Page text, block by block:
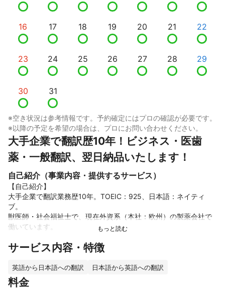
16 17 18 19 20 21 22
23 24 25 26 27 28 29
30 31
※空き状況は参考情報です。予約確定にはプロの確認が必要です。
※以降の予定を希望の場合は、プロにお問い合わせください。
大手企業で翻訳歴10年！ビジネス・医歯
薬・一般翻訳、翌日納品いたします！
自己紹介（事業内容・提供するサービス）
【自己紹介】
大手企業で翻訳業務歴10年。TOEIC：925、日本語：ネイティ
ブ。
獣医師・社会福祉士で、現在外資系（本社：欧州）の製薬会社で
働いています。
※お急ぎの方は納期をご提示ください。可能な限り対応させていた
※納品後の修正は何度でも無料で承っております。遠慮なくご連絡
ください。
サービス内容・特徴
英語から日本語への翻訳 日本語から英語への翻訳
料金